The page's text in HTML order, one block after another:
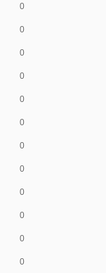
0
0
0
0
0
0
0
0
0
0
0
0